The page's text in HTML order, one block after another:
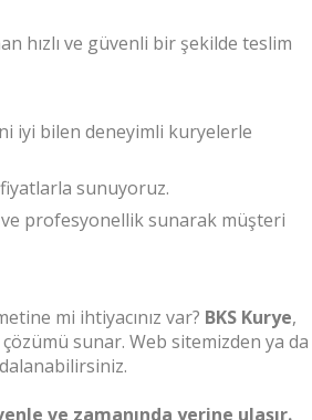
hızlı ve güvenli bir şekilde teslim
iyi bilen deneyimli kuryelerle
sunuyoruz.
profesyonellik sunarak müşteri
mi ihtiyacınız var? BKS Kurye,
sunar. Web sitemizden ya da
ve zamanında yerine ulaşır.